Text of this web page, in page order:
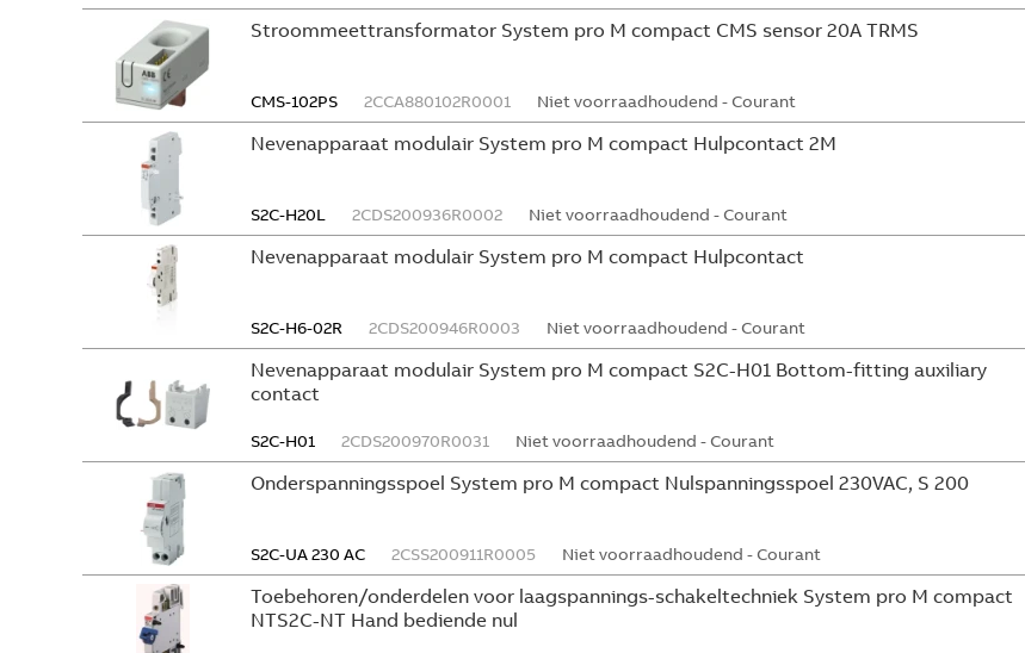
Stroommeettransformator System pro M compact CMS sensor 20A TRMS
CMS-102PS 2CCA880102R0001 Niet voorraadhoudend - Courant
Nevenapparaat modulair System pro M compact Hulpcontact 2M
S2C-H20L 2CDS200936R0002 Niet voorraadhoudend - Courant
Nevenapparaat modulair System pro M compact Hulpcontact
S2C-H6-02R 2CDS200946R0003 Niet voorraadhoudend - Courant
Nevenapparaat modulair System pro M compact S2C-H01 Bottom-fitting auxiliary
contact
S2C-H01 2CDS200970R0031 Niet voorraadhoudend - Courant
Onderspanningsspoel System pro M compact Nulspanningsspoel 230VAC, S 200
S2C-UA 230 AC 2CSS200911R0005 Niet voorraadhoudend - Courant
Toebehoren/onderdelen voor laagspannings-schakeltechniek System pro M compact
NTS2C-NT Hand bediende nul